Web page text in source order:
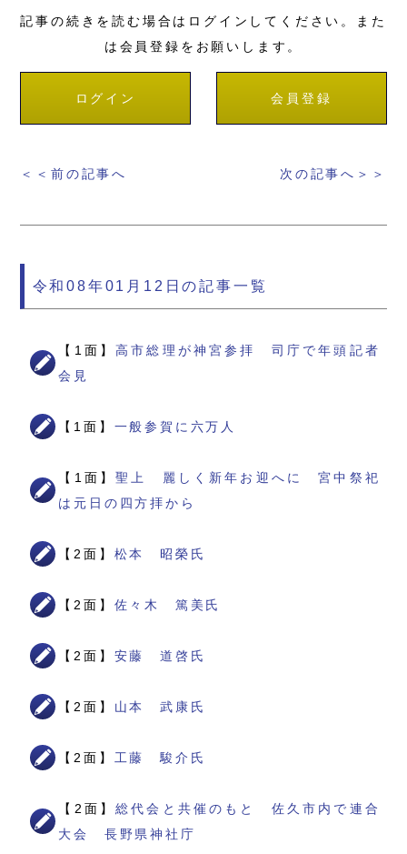
記事の続きを読む場合はログインしてください。また
は会員登録をお願いします。
ログイン 会員登録
＜＜前の記事へ 次の記事へ＞＞
令和08年01月12日の記事一覧
【1面】高市総理が神宮参拝 司庁で年頭記者
会見
【1面】 一般参賀に六万人
【1面】聖上 麗しく新年お迎へに 宮中祭祀
は元日の四方拝から
【2面】 松本 昭榮氏
【2面】 佐々木 篤美氏
【2面】 安藤 道啓氏
【2面】 山本 武康氏
【2面】 工藤 駿介氏
【2面】総代会と共催のもと 佐久市内で連合
大会 長野県神社庁